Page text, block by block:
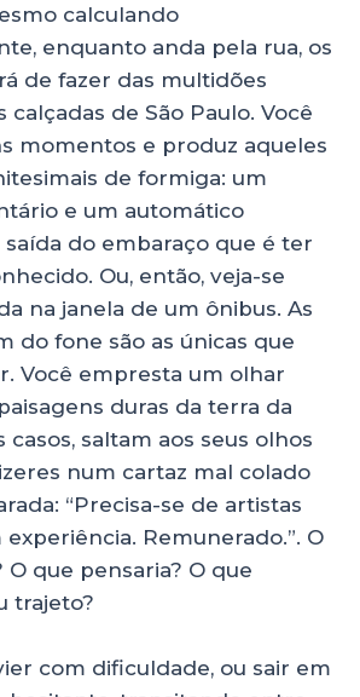
k
e
dI
n
a
re
calculando
enquanto anda pela rua, os
de fazer das multidões
calçadas de São Paulo. Você
momentos e produz aqueles
de formiga: um
e um automático
do embaraço que é ter
Ou, então, veja-se
na janela de um ônibus. As
do fone são as únicas que
Você empresta um olhar
duras da terra da
casos, saltam aos seus olhos
num cartaz mal colado
“Precisa-se de artistas
Remunerado.”. O
O que pensaria? O que
trajeto?
com dificuldade, ou sair em